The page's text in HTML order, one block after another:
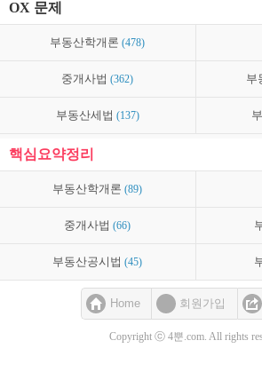
OX 문제
부동산학개론(478)
중개사법(362) 부
부동산세법 (137)
핵심요약정리
부동산학개론(89)
중개사법(66)
부동산공시법(45)
Home 회원가입
Copyright ⓒ 4뿐.com. All rights